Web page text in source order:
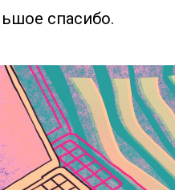
спасибо.